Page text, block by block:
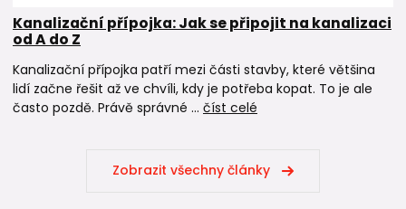
Kanalizační přípojka: Jak se připojit na kanalizaci
od A do Z
Kanalizační přípojka patří mezi části stavby, které většina
lidí začne řešit až ve chvíli, kdy je potřeba kopat. To je ale
často pozdě. Právě správné ... číst celé
Zobrazit všechny články